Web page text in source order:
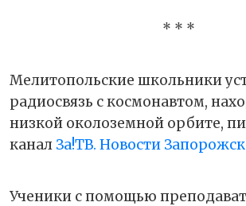
* * *
Мелитопольские школьники
радиосвязь с космонавтом,
низкой околоземной орбите,
канал Зa!ТВ. Новости
Ученики с помощью